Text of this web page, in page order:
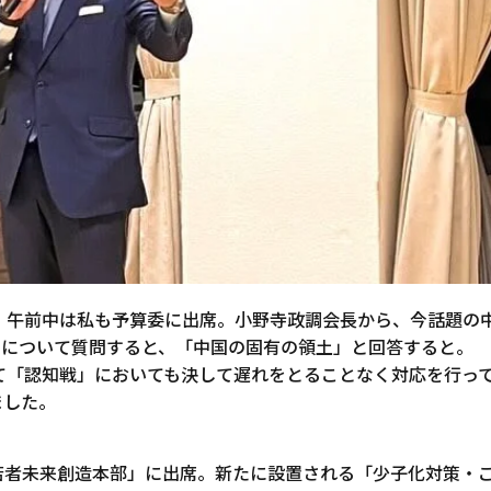
前中は私も予算委に出席。小野寺政調会長から、今話題の
ついて質問すると、「中国の固有の領土」と回答すると。
認知戦」においても決して遅れをとることなく対応を行っ
た。
未来創造本部」に出席。新たに設置される「少子化対策・